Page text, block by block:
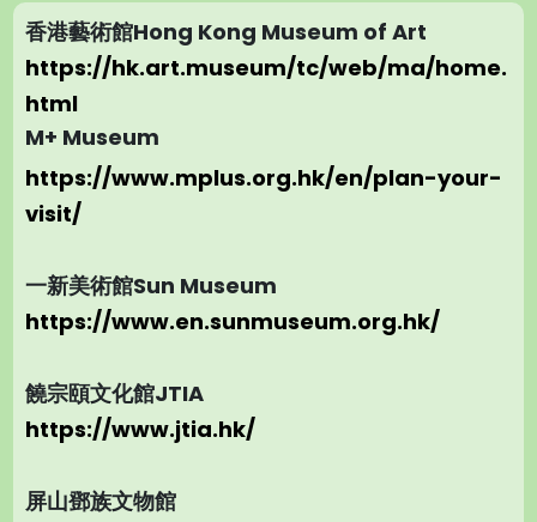
香港藝術館Hong Kong Museum of Art
https://hk.art.museum/tc/web/ma/home.
html
M+ Museum
https://www.mplus.org.hk/en/plan-your-
visit/
一新美術館Sun Museum
https://www.en.sunmuseum.org.hk/
饒宗頤文化館JTIA
https://www.jtia.hk/
屏山鄧族文物館